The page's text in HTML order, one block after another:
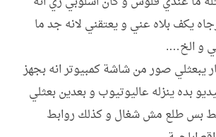
عني و يعتقني لانه جد ما
من شاشة كمبيوتر انه بجهز
عاليوتيوب و بعدين بعثلي
مش شغال و كذلك روابط